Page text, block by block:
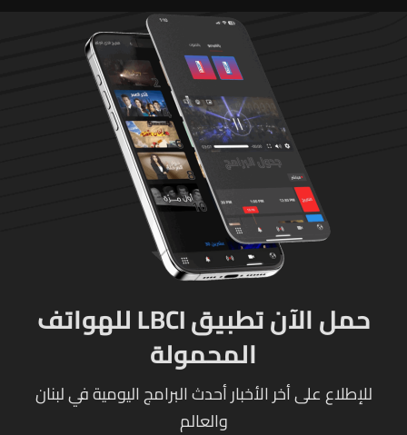
حمل الآن تطبيق LBCI للهواتف
المحمولة
للإطلاع على أخر الأخبار أحدث البرامج اليومية في لبنان
والعالم